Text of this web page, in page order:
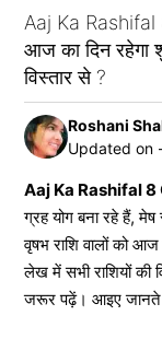
Aaj Ka
आज का दिन रहेगा
विस्तार से ?
Roshani
Updated on
Aaj Ka Rashifal
ग्रह योग बना रहे हैं, मेष
वृषभ राशि वालों को
लेख में सभी राशियों
जरूर पढ़ें। आइए